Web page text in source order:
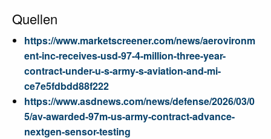
Quellen
https://www.marketscreener.com/news/aerovironm
ent-inc-receives-usd-97-4-million-three-year-
contract-under-u-s-army-s-aviation-and-mi-
ce7e5fdbdd88f222
https://www.asdnews.com/news/defense/2026/03/0
5/av-awarded-97m-us-army-contract-advance-
nextgen-sensor-testing